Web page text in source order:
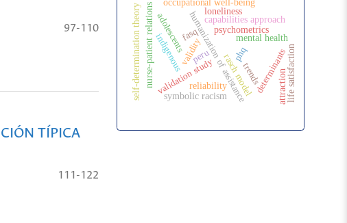
97-110
TÍPICA
111-122
psychometrics
humanization of assistance
validation study
nurse-patient relations fasq
rasch model
self-determination theory phq
validity
reliability
adolescents mental health
determinants
occupational well-being
trends
symbolic racism
indigenous peru
capabilities approach
attraction
loneliness
life satisfaction